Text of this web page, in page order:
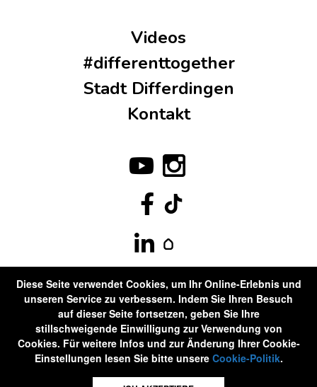
Videos
#differenttogether
Stadt Differdingen
Kontakt
Diese Seite verwendet Cookies, um Ihr Online-Erlebnis und
unseren Service zu verbessern. Indem Sie Ihren Besuch
auf dieser Seite fortsetzen, geben Sie Ihre
stillschweigende Einwilligung zur Verwendung von
Cookies. Für weitere Infos und zur Änderung Ihrer Cookie-
Einstellungen lesen Sie bitte unsere Cookie-Politik.